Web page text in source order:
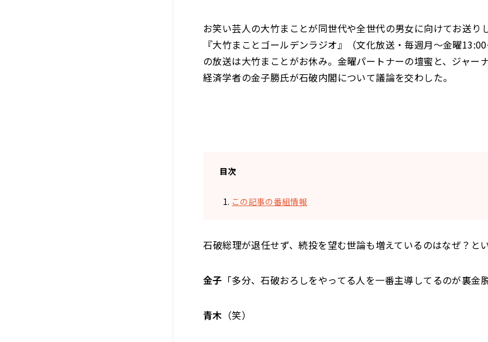
お笑い芸人の大竹まことが同世代や全世代の男女に向けてお送り
『大竹まことゴールデンラジオ』（文化放送・毎週月〜金曜
の放送は大竹まことがお休み。金曜パートナーの壇蜜と、ジャー
経済学者の金子勝氏が石破内閣について議論を交わした。
目次
この記事の番組情報
――石破総理が退任せず、続投を望む世論も増えているのはなぜ？と
金子 「多分、石破おろしをやってる人を一番主導してるのが裏金
青木 （笑）